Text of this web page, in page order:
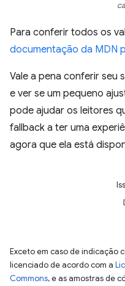
Para conferir todos os
documentação da MDN
Vale a pena conferir seu
e ver se um pequeno
pode ajudar os leitores
fallback a ter uma
agora que ela está
Exceto em caso de indicação
licenciado de acordo com a
Commons, e as amostras de